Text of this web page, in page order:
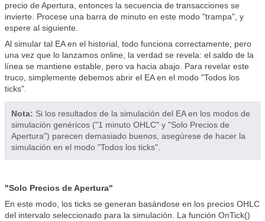
precio de Apertura, entonces la secuencia de transacciones se
invierte. Procese una barra de minuto en este modo "trampa", y
espere al siguiente.
Al simular tal EA en el historial, todo funciona correctamente, pero
una vez que lo lanzamos online, la verdad se revela: el saldo de la
línea se mantiene estable, pero va hacia abajo. Para revelar este
truco, simplemente debemos abrir el EA en el modo "Todos los
ticks".
Nota: Si los resultados de la simulación del EA en los modos de
simulación genéricos ("1 minuto OHLC" y "Solo Precios de
Apertura") parecen demasiado buenos, asegúrese de hacer la
simulación en el modo "Todos los ticks".
"Solo Precios de Apertura"
En este modo, los ticks se generan basándose en los precios OHLC
del intervalo seleccionado para la simulación. La función OnTick()